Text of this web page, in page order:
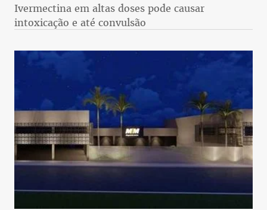
Ivermectina em altas doses pode causar
intoxicação e até convulsão